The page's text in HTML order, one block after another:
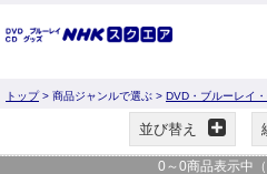
トップ> 商品ジャンルで選ぶ > DVD・ブルーレイ
並び替え
0 ～ 0商品表示中